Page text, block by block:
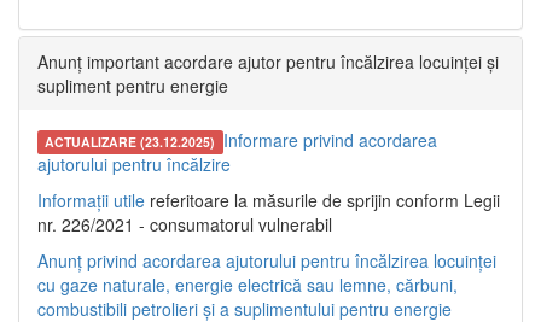
Anunț important acordare ajutor pentru încălzirea locuinței și
supliment pentru energie
ACTUALIZARE (23.12.2025) Informare privind acordarea
ajutorului pentru încălzire
Informații utile referitoare la măsurile de sprijin conform Legii
nr. 226/2021 - consumatorul vulnerabil
Anunț privind acordarea ajutorului pentru încălzirea locuinței
cu gaze naturale, energie electrică sau lemne, cărbuni,
combustibili petrolieri și a suplimentului pentru energie